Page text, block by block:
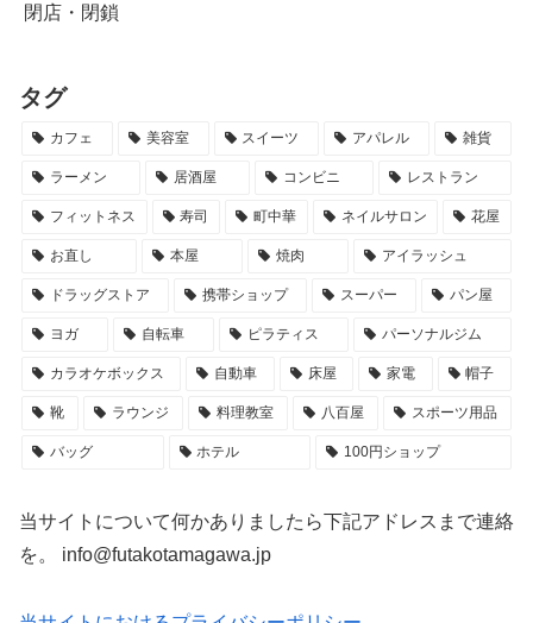
閉店・閉鎖
タグ
カフェ 美容室 スイーツ アパレル 雑貨
ラーメン 居酒屋 コンビニ レストラン
フィットネス 寿司 町中華 ネイルサロン 花屋
お直し 本屋 焼肉 アイラッシュ
ドラッグストア 携帯ショップ スーパー パン屋
ヨガ 自転車 ピラティス パーソナルジム
カラオケボックス 自動車 床屋 家電 帽子
靴 ラウンジ 料理教室 八百屋 スポーツ用品
バッグ ホテル 100円ショップ
当サイトについて何かありましたら下記アドレスまで連絡
を。 info@futakotamagawa.jp